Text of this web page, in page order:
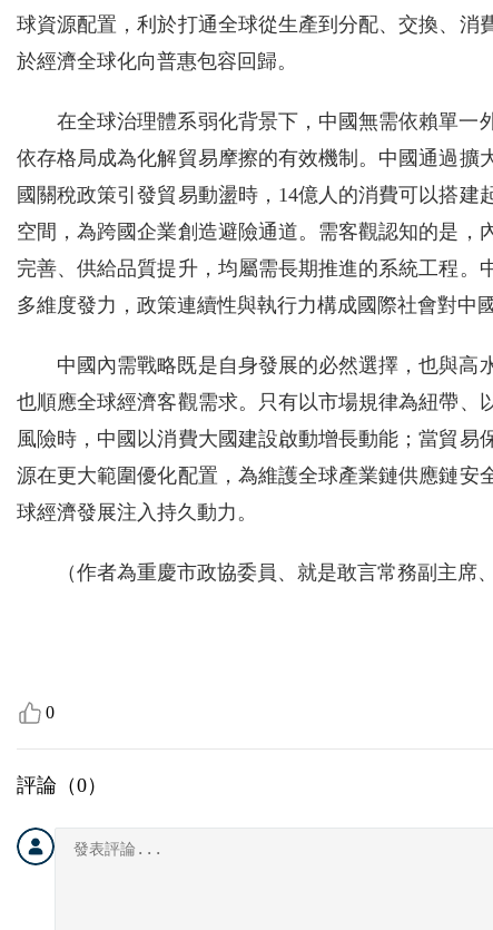
球資源配置，利於打通全球從生產到分配、交換、
於經濟全球化向普惠包容回歸。
在全球治理體系弱化背景下，中國無需依賴單一
依存格局成為化解貿易摩擦的有效機制。中國通過
國關稅政策引發貿易動盪時，14億人的消費可以搭
空間，為跨國企業創造避險通道。需客觀認知的是
完善、供給品質提升，均屬需長期推進的系統工程
多維度發力，政策連續性與執行力構成國際社會對中
中國內需戰略既是自身發展的必然選擇，也與高
也順應全球經濟客觀需求。只有以市場規律為紐帶、
風險時，中國以消費大國建設啟動增長動能；當貿
源在更大範圍優化配置，為維護全球產業鏈供應鏈
球經濟發展注入持久動力。
（作者為重慶市政協委員、就是敢言常務副主席
0
評論（0）